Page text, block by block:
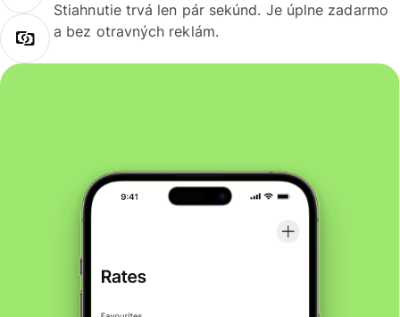
Stiahnutie trvá len pár sekúnd. Je úplne zadarmo
a bez otravných reklám.